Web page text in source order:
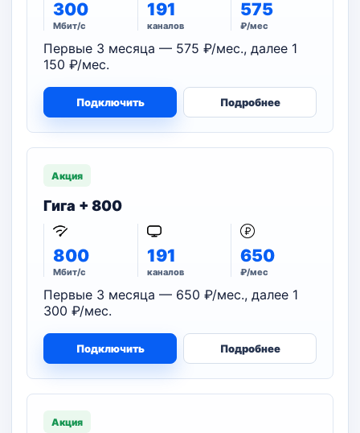
300
Мбит/с
191
каналов
575
₽/мес
Первые 3 месяца — 575 ₽/мес., далее 1
150 ₽/мес.
Подключить Подробнее
Акция
Гига + 800
800
Мбит/с
191
каналов
650
₽/мес
Первые 3 месяца — 650 ₽/мес., далее 1
300 ₽/мес.
Подключить Подробнее
Акция